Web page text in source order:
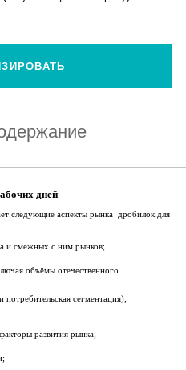
дней
следующие аспекты рынка дробилок для
смежных с ним рынков;
объёмы отечественного
сегментация);
развития рынка;